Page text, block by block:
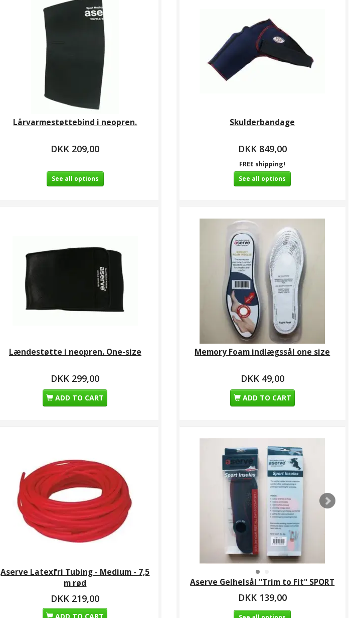
Aserve Latexfri
Tubing - Xtra Heavy -
7,5 m sort
DKK 329,00
Skulderbandage
DKK 349,00
Lårvarmestøttebind i neopren.
DKK 209,00
See all options
Skulderbandage
DKK 849,00
FREE shipping!
See all options
Lændestøtte i neopren. One-size
DKK 299,00
ADD TO CART
Memory Foam indlægssål one size
DKK 49,00
ADD TO CART
Aserve Latexfri Tubing - Medium - 7,5
m rød
DKK 219,00
Aserve Gelhelsål "Trim to Fit" SPORT
DKK 139,00